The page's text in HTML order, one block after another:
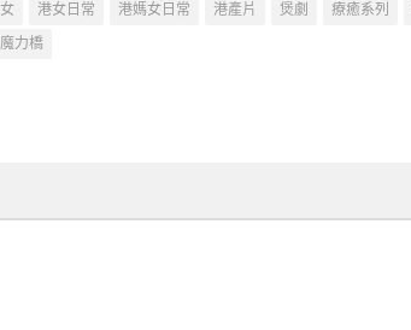
港女日常 港媽女日常 港產片 煲劇 療癒系列
魔力橋